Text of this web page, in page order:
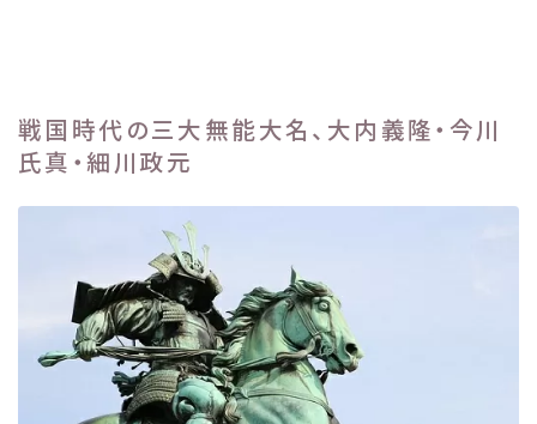
戦国時代の三大無能大名、大内義隆・今川
氏真・細川政元